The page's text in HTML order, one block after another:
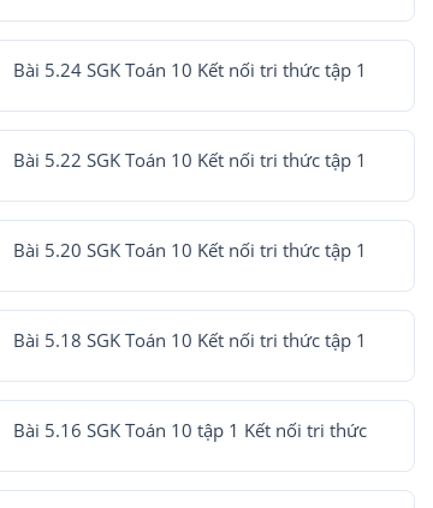
Bài 5.24 SGK Toán 10 Kết nối tri thức tập 1
Bài 5.22 SGK Toán 10 Kết nối tri thức tập 1
Bài 5.20 SGK Toán 10 Kết nối tri thức tập 1
Bài 5.18 SGK Toán 10 Kết nối tri thức tập 1
Bài 5.16 SGK Toán 10 tập 1 Kết nối tri thức